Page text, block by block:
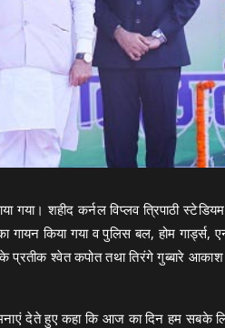
शहीद कर्नल विप्लव त्रिपाठी
किया गया व पुलिस बल, होम
के प्रतीक श्वेत कपोत तथा तिरंगे गुब्बारे
देते हुए कहा कि आज का दिन हम सबके